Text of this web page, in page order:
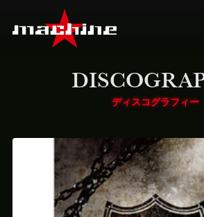
ディスコグラフィー